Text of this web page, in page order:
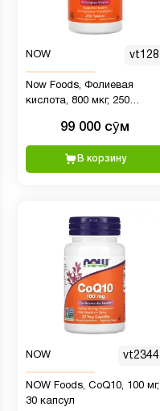
NOW vt128
Now Foods, Фолиевая
кислота, 800 мкг, 250
99 000 сӯм
В корзину
NOW vt2344
NOW Foods, CoQ10, 100 мг,
30 капсул